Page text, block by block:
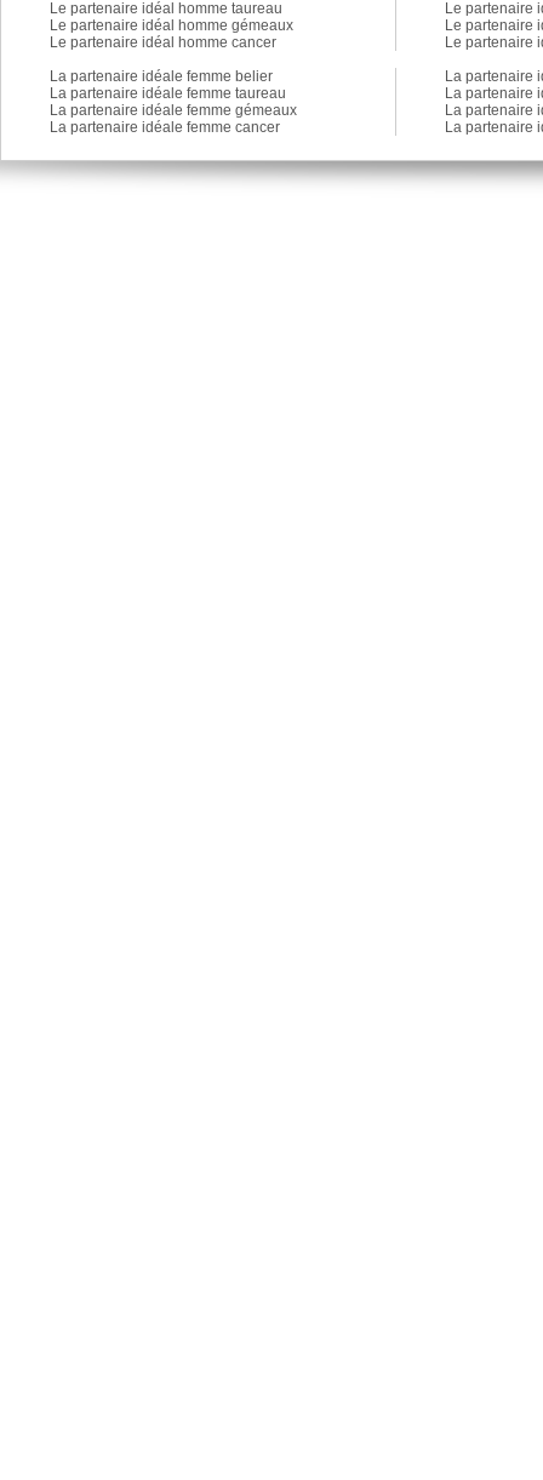
Le partenaire idéal homme taureau
Le partenaire idéal homme gémeaux
Le partenaire idéal homme cancer
Le partenaire
Le partenaire
Le partenaire
La partenaire idéale femme belier
La partenaire idéale femme taureau
La partenaire idéale femme gémeaux
La partenaire idéale femme cancer
La partenaire
La partenaire
La partenaire
La partenaire